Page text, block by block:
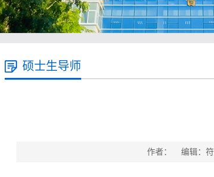
硕士生导师
作者： 编辑：符